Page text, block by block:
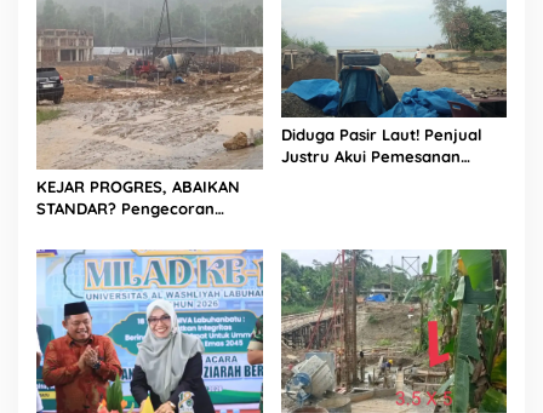
KEJAR PROGRES, ABAIKAN
STANDAR? Pengecoran
Rp87,34 Miliar Sukma Nias,
Konsultan, Pengawas dan
PPK Bungkam
Diduga Pasir Laut! Penjual
Justru Akui Pemesanan